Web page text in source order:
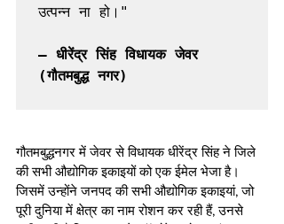
उत्पन्न ना हो।"
– धीरेंद्र सिंह विधायक जेवर
गौतमबुद्धनगर में जेवर से विधायक धीरेंद्र सिंह ने जिले
की सभी औद्योगिक इकाइयों को एक ईमेल भेजा है।
जिसमें उन्होंने जनपद की सभी औद्योगिक इकाइयां, जो
पूरी दुनिया में क्षेत्र का नाम रोशन कर रही हैं, उनसे